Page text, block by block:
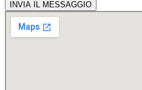
INVIA IL MESSAGGIO